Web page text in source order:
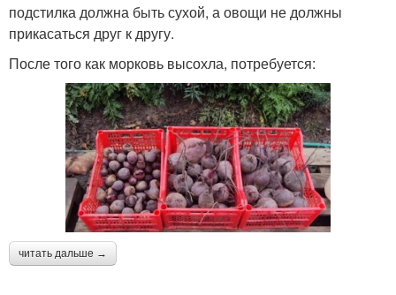
подстилка должна быть сухой, а овощи не должны
прикасаться друг к другу.
После того как морковь высохла, потребуется:
читать дальше →